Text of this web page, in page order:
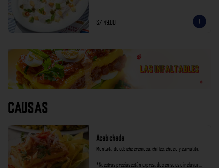
S/ 49.00
Causas
Acebichada
Montada de cebiche cremoso, chifles, choclo y camotito.
*Nuestros precios están expresados en soles e incluyen